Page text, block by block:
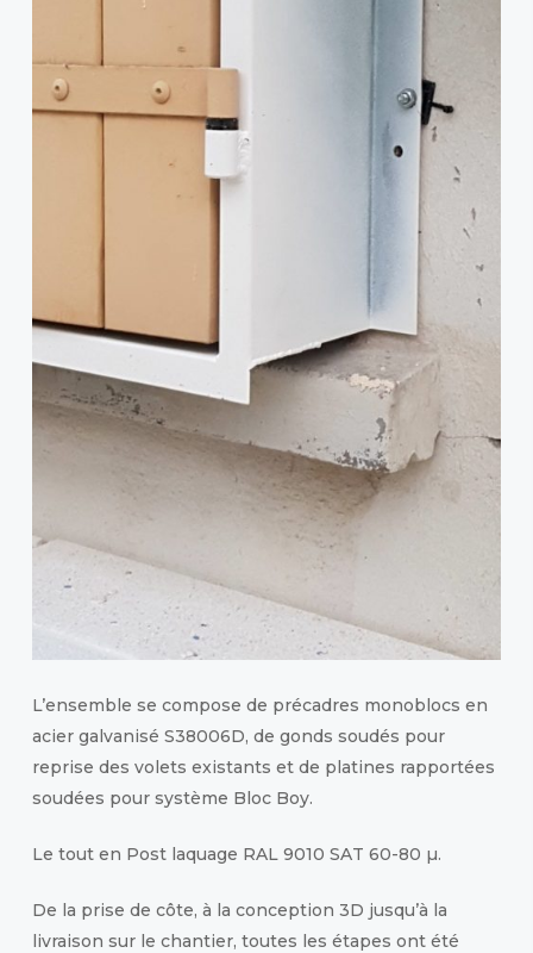
L’ensemble se compose de précadres monoblocs en
acier galvanisé S38006D, de gonds soudés pour
reprise des volets existants et de platines rapportées
soudées pour système Bloc Boy.
Le tout en Post laquage RAL 9010 SAT 60-80 µ.
De la prise de côte, à la conception 3D jusqu’à la
livraison sur le chantier, toutes les étapes ont été